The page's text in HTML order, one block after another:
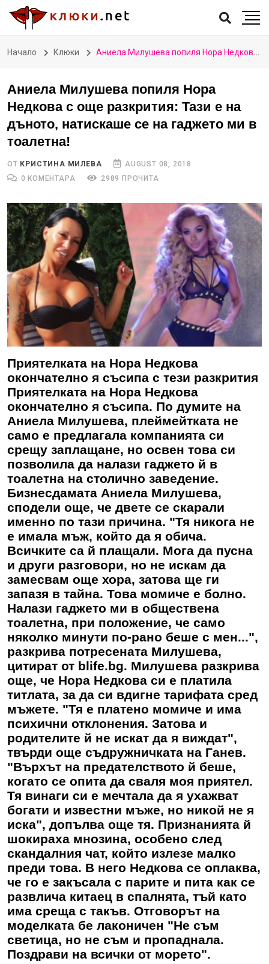
Начало Клюки Аниела Милушева попиля Нора Недкова с още разкрития: Тази е на дъното, натискаше се на гаджето ми в тоалетна!
Аниела Милушева попиля Нора
Недкова с още разкрития: Тази е на
дъното, натискаше се на гаджето ми в
тоалетна!
ОТ КРИСТИНА МИЛЕВА
AUGUST 08, 2018
0 КОМЕНТАРА
2989 ПРОЧИТА
Приятелката на Нора Недкова
окончателно я съсипа с тези разкрития
Приятелката на Нора Недкова
окончателно я съсипа. По думите на
Аниела Милушева, плеймейтката не
само е предлагала компанията си
срещу заплащане, но освен това си
позволила да налази гаджето й в
тоалетна на столично заведение.
Бизнесдамата Аниела Милушева,
сподели още, че двете се скарали
именно по тази причина. "Тя никога не
е имала мъж, който да я обича.
Всичките са й плащали. Мога да пусна
и други разговори, но не искам да
замесвам още хора, затова ще ги
запазя в тайна. Това момиче е болно.
Налази гаджето ми в обществена
тоалетна, при положение, че само
няколко минути по-рано беше с мен...",
разкрива потресената Милушева,
цитират от blife.bg. Милушева разкрива
още, че Нора Недкова си е платила
титлата, за да си вдигне тарифата сред
мъжете. "Тя е платено момиче и има
психични отклонения. Затова и
родителите й не искат да я виждат",
твърди още съдружничката на Ганев.
"Върхът на предателството й беше,
когато се опита да сваля моя приятел.
Тя винаги си е мечтала да я ухажват
богати и известни мъже, но никой не я
иска", допълва още тя. Признанията й
шокираха мнозина, особено след
скандалния чат, който излезе малко
преди това. В него Недкова се оплаква,
че го е закъсала с парите и пита как се
развлича китаец в спалнята, тъй като
има среща с такъв. Отговорът на
моделката бе лаконичен "Не съм
светица, но не съм и пропаднала.
Поздрави на всички от морето".